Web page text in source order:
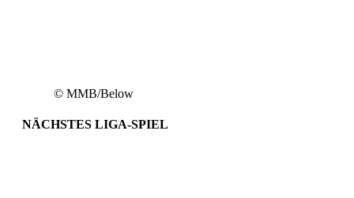
© MMB/Below
NÄCHSTES LIGA-SPIEL